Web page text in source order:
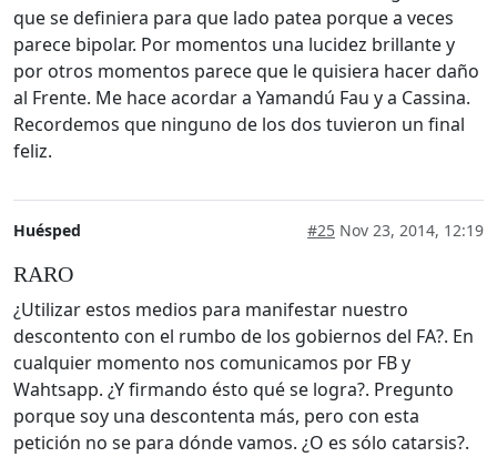
que se definiera para que lado patea porque a veces
parece bipolar. Por momentos una lucidez brillante y
por otros momentos parece que le quisiera hacer daño
al Frente. Me hace acordar a Yamandú Fau y a Cassina.
Recordemos que ninguno de los dos tuvieron un final
feliz.
Huésped #25 Nov 23, 2014, 12:19
RARO
¿Utilizar estos medios para manifestar nuestro
descontento con el rumbo de los gobiernos del FA?. En
cualquier momento nos comunicamos por FB y
Wahtsapp. ¿Y firmando ésto qué se logra?. Pregunto
porque soy una descontenta más, pero con esta
petición no se para dónde vamos. ¿O es sólo catarsis?.